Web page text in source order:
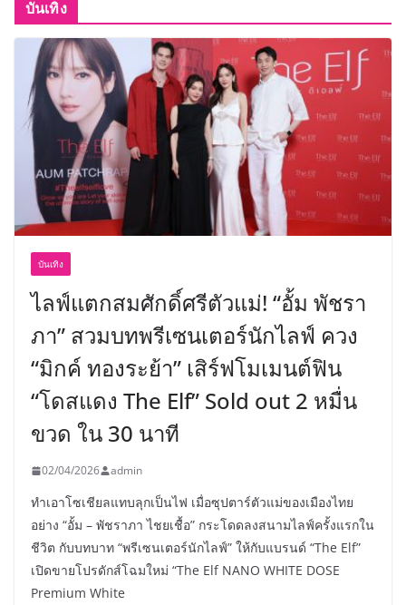
บันเทิง
บันเทิง
ไลฟ์แตกสมศักดิ์ศรีตัวแม่! “อั้ม พัชรา
ภา” สวมบทพรีเซนเตอร์นักไลฟ์ ควง
“มิกค์ ทองระย้า” เสิร์ฟโมเมนต์ฟิน
“โดสแดง The Elf” Sold out 2 หมื่น
ขวด ใน 30 นาที
02/04/2026 admin
ทำเอาโซเชียลแทบลุกเป็นไฟ เมื่อซุปตาร์ตัวแม่ของเมืองไทย
อย่าง “อั้ม – พัชราภา ไชยเชื้อ” กระโดดลงสนามไลฟ์ครั้งแรกใน
ชีวิต กับบทบาท “พรีเซนเตอร์นักไลฟ์” ให้กับแบรนด์ “The Elf”
เปิดขายโปรดักส์โฉมใหม่ “The Elf NANO WHITE DOSE
Premium White